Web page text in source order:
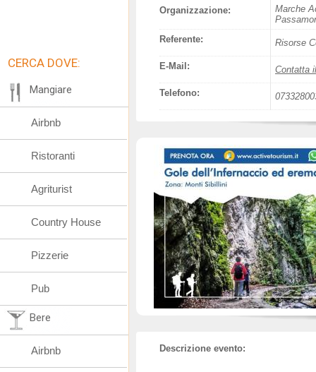
Organizzazione:
Marche
Referente:
Risorse
E-Mail: Contatta
Telefono:
Descrizione evento:
CERCA DOVE:
Mangiare
Airbnb
Ristoranti
Agriturist
Country House
Pizzerie
Pub
Bere
Airbnb